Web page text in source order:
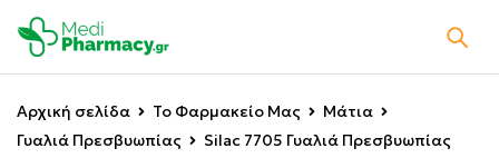
Αρχική σελίδα Το Φαρμακείο Μας
Μάτια
Γυαλιά Πρεσβυωπίας
Silac 7705 Γυαλιά Πρεσβυωπίας